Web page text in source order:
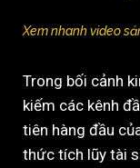
Xem nhanh video
Trong bối cảnh
kiếm các kênh
tiên hàng đầu
thức tích lũy tài